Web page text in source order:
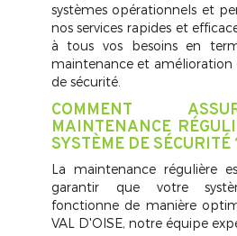
systèmes opérationnels et
nos services rapides et
à tous vos besoins en
maintenance et amélioration
de sécurité.
COMMENT
MAINTENANCE
SYSTÈME DE SÉCURITÉ
La maintenance régulière
garantir que votre
fonctionne de manière
VAL D'OISE, notre équipe